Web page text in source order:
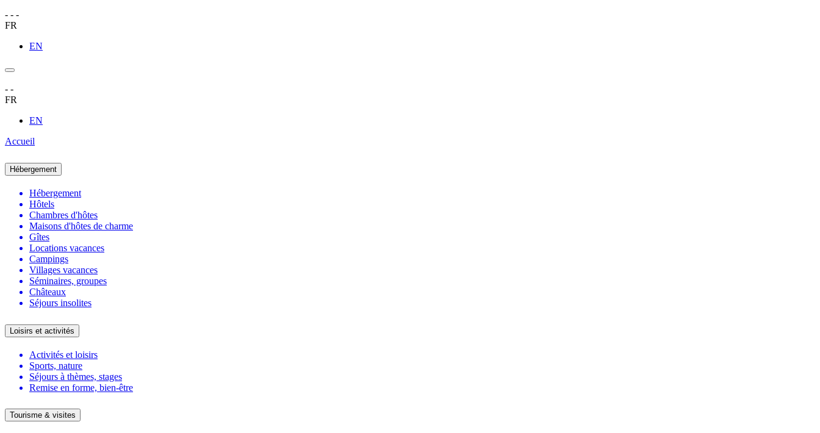
- - -
FR
EN
- -
FR
EN
Accueil
Hébergement
Hébergement
Hôtels
Chambres d'hôtes
Maisons d'hôtes de charme
Gîtes
Locations vacances
Campings
Villages vacances
Séminaires, groupes
Châteaux
Séjours insolites
Loisirs et activités
Activités et loisirs
Sports, nature
Séjours à thèmes, stages
Remise en forme, bien-être
Tourisme & visites